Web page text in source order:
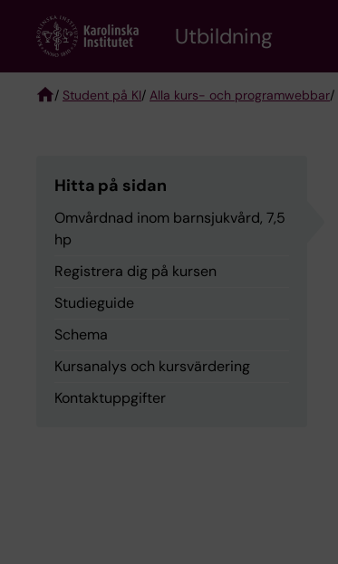
content
Utbildning
/ Student på KI/ Alla kurs- och programwebbar/
Hitta på sidan
Omvårdnad inom barnsjukvård, 7,5
hp
Registrera dig på kursen
Studieguide
Schema
Kursanalys och kursvärdering
Kontaktuppgifter